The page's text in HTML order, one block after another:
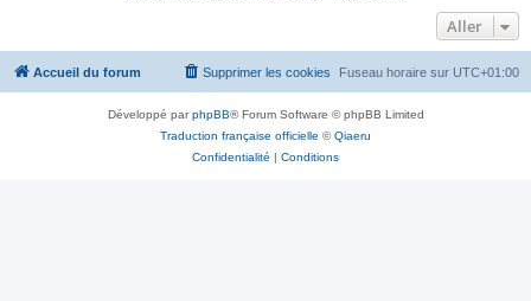
c
e
Aller
Accueil du forum Fuseau horaire sur UTC+01:00
Supprimer les cookies
Développé parphpBB® Forum Software © phpBB Limited
Traduction française officielle ©Qiaeru
Confidentialité | Conditions